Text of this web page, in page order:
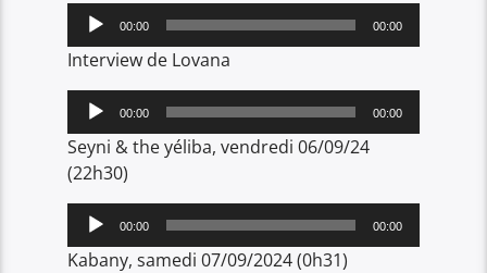
Lecteur
audio
00:00 00:00
Interview de Lovana
Lecteur
audio
00:00 00:00
Seyni & the yéliba, vendredi 06/09/24
(22h30)
Lecteur
audio
00:00 00:00
Kabany, samedi 07/09/2024 (0h31)